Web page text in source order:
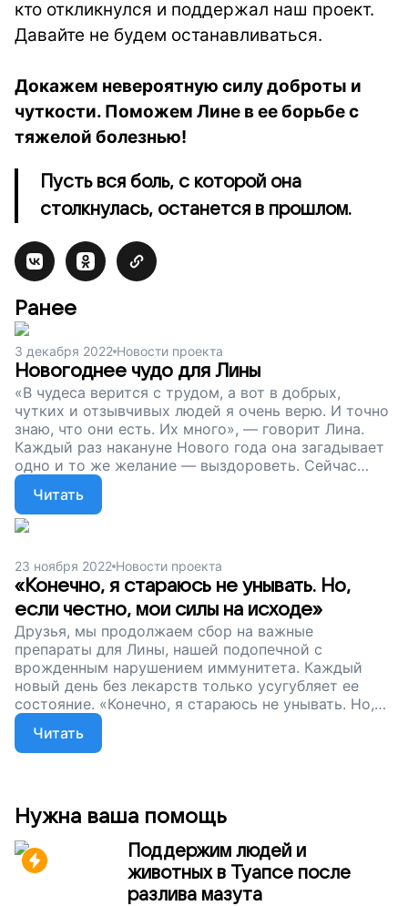
кто откликнулся и поддержал наш проект.
Давайте не будем останавливаться.
Докажем невероятную силу доброты и
чуткости. Поможем Лине в ее борьбе с
тяжелой болезнью!
Пусть вся боль, с которой она
столкнулась, останется в прошлом.
Ранее
3 декабря 2022 Новости проекта
Новогоднее чудо для Лины
«В чудеса верится с трудом, а вот в добрых,
чутких и отзывчивых людей я очень верю. И точно
знаю, что они есть. Их много», — говорит Лина.
Каждый раз накануне Нового года она загадывает
одно и то же желание — выздороветь. Сейчас
нашей подопечной очень страшно. Страшно за
свою жизнь, за будущее сына, страшно даже
просто выйти из дома. Друзья, наш сбор на
терапию для Лины продолжается. Мы очень хотим
Давайте совершим настоящее чудо. Подарим Лине
шанс на выздоровление!
Читать
23 ноября 2022 Новости проекта
«Конечно, я стараюсь не унывать. Но,
если честно, мои силы на исходе»
Друзья, мы продолжаем сбор на важные
препараты для Лины, нашей подопечной с
врожденным нарушением иммунитета. Каждый
новый день без лекарств только усугубляет ее
состояние. «Конечно, я стараюсь не унывать. Но,
если честно, мои силы на исходе», — говорит
Лина. Благодаря вам треть нужной суммы уже
собрана, а значит, мы с вами очень близки к
боли и страданиях, пусть снова поверит в чудо.
Поддержите проект!
Читать
Нужна ваша помощь
Поддержим людей и
животных в Туапсе после
разлива мазута